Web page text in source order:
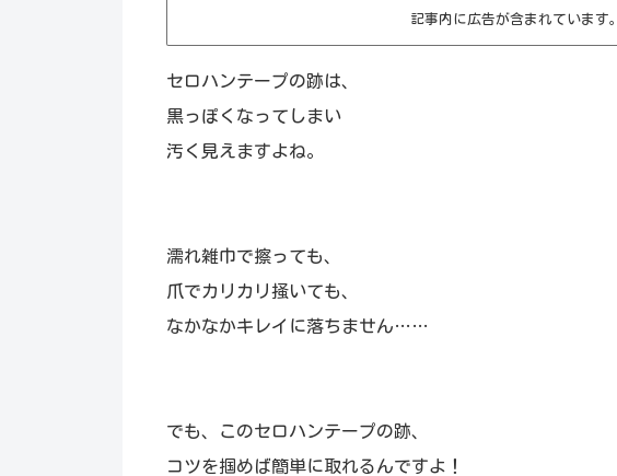
記事内に広告が含まれています。
セロハンテープの跡は、
黒っぽくなってしまい
汚く見えますよね。
濡れ雑巾で擦っても、
爪でカリカリ掻いても、
なかなかキレイに落ちません……
でも、このセロハンテープの跡、
コツを掴めば簡単に取れるんですよ！